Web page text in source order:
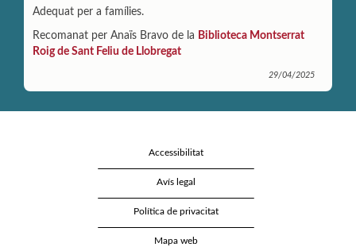
Adequat per a famílies.
Recomanat per Anaïs Bravo de la Biblioteca Montserrat
Roig de Sant Feliu de Llobregat
29/04/2025
Accessibilitat
Avís legal
Política de privacitat
Mapa web